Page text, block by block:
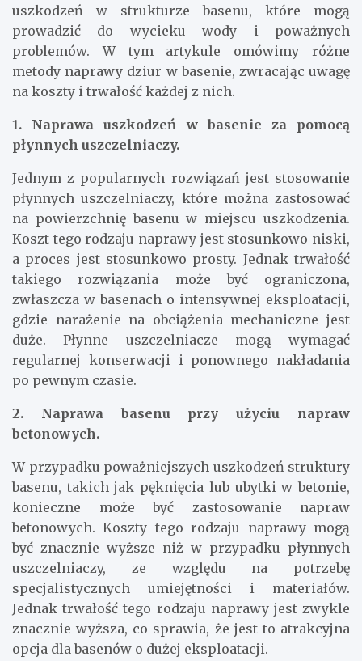
uszkodzeń w strukturze basenu, które mogą
prowadzić do wycieku wody i poważnych
problemów. W tym artykule omówimy różne
metody naprawy dziur w basenie, zwracając uwagę
na koszty i trwałość każdej z nich.
1. Naprawa uszkodzeń w basenie za pomocą
płynnych uszczelniaczy.
Jednym z popularnych rozwiązań jest stosowanie
płynnych uszczelniaczy, które można zastosować
na powierzchnię basenu w miejscu uszkodzenia.
Koszt tego rodzaju naprawy jest stosunkowo niski,
a proces jest stosunkowo prosty. Jednak trwałość
takiego rozwiązania może być ograniczona,
zwłaszcza w basenach o intensywnej eksploatacji,
gdzie narażenie na obciążenia mechaniczne jest
duże. Płynne uszczelniacze mogą wymagać
regularnej konserwacji i ponownego nakładania
po pewnym czasie.
2. Naprawa basenu przy użyciu napraw
betonowych.
W przypadku poważniejszych uszkodzeń struktury
basenu, takich jak pęknięcia lub ubytki w betonie,
konieczne może być zastosowanie napraw
betonowych. Koszty tego rodzaju naprawy mogą
być znacznie wyższe niż w przypadku płynnych
uszczelniaczy, ze względu na potrzebę
specjalistycznych umiejętności i materiałów.
Jednak trwałość tego rodzaju naprawy jest zwykle
znacznie wyższa, co sprawia, że jest to atrakcyjna
opcja dla basenów o dużej eksploatacji.